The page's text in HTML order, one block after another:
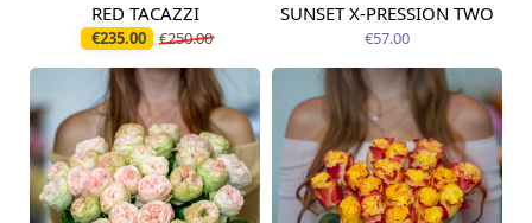
Pieejams šodien
RED TACAZZI
€235.00 €250.00
Pieejams šodien
SUNSET X-PRESSION TWO
€57.00